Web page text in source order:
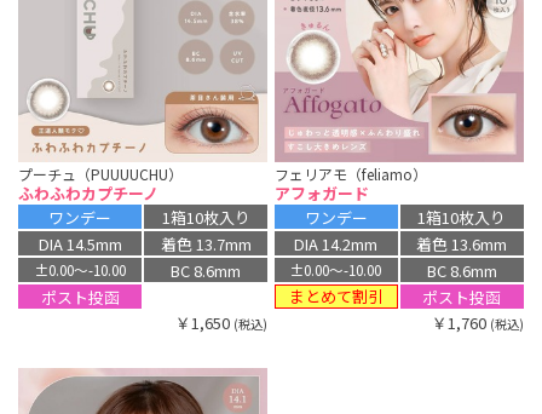
プーチュ（PUUUUCHU）
ふわふわカプチーノ
ワンデー
1箱10枚入り
DIA 14.5mm
着色 13.7mm
±0.00〜-10.00
BC 8.6mm
ポスト投函
￥1,650 (税込)
フェリアモ（feliamo）
アフォガード
ワンデー
1箱10枚入り
DIA 14.2mm
着色 13.6mm
±0.00〜-10.00
BC 8.6mm
まとめて割引
ポスト投函
￥1,760 (税込)